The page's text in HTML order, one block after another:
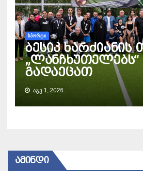
ᲡᲞᲝᲠᲢᲘ
ბესიკ ხარძიანის
„ლანჩხუთელებს“
გადაეცათ
ᲐᲒᲕ 1, 2026
ᲐᲛᲘᲜᲓᲘ